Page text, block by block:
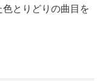
とりどりの曲目を